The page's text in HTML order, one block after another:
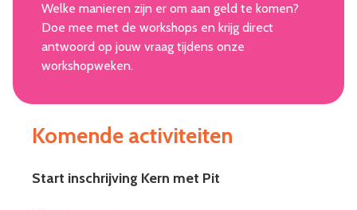
Welke manieren zijn er om aan geld te komen?
Doe mee met de workshops en krijg direct
antwoord op jouw vraag tijdens onze
workshopweken.
Komende activiteiten
Start inschrijving Kern met Pit